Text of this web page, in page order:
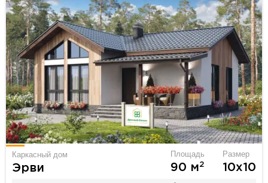
Каркасный дом
Эрви
Площадь
90 м2
Размер
10х10